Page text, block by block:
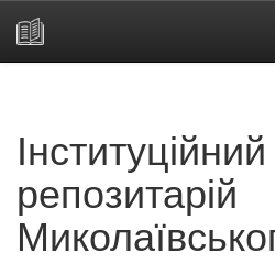
Інституційний
репозитарій